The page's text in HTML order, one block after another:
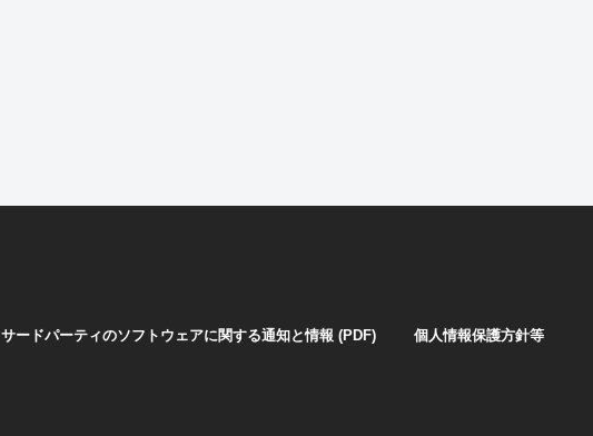
サードパーティのソフトウェアに関する通知と情報 (PDF) 個人情報保護方針等